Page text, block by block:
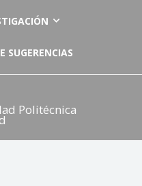
SUGERENCIAS
Politécnica